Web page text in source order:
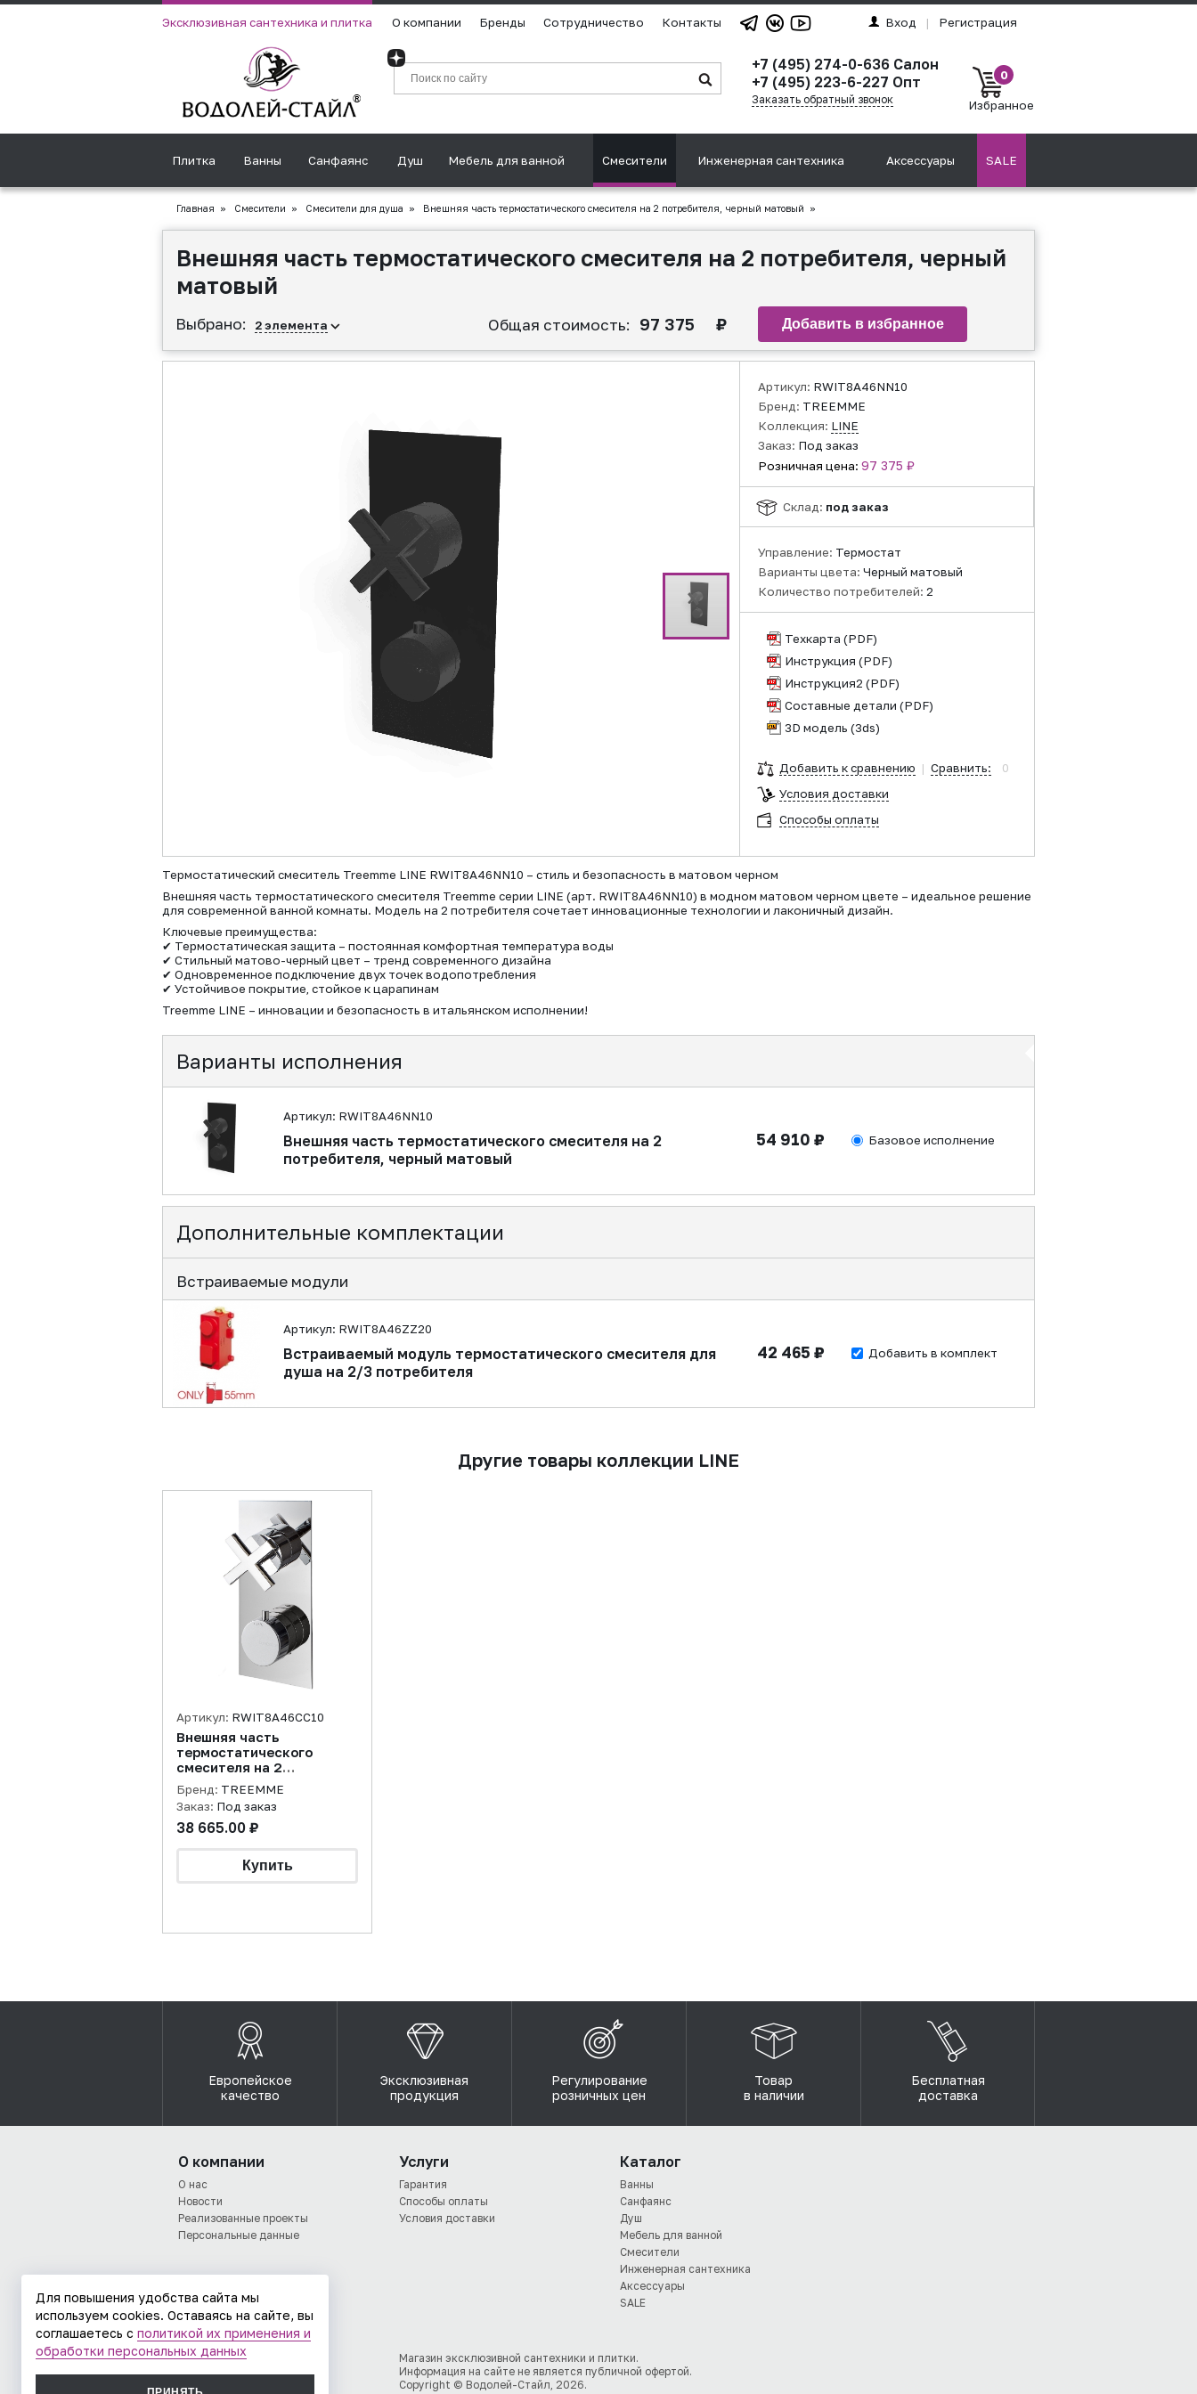
Эксклюзивная сантехника и плитка О компании Бренды Сотрудничество Контакты Вход | Регистрация
+7 (495) 274-0-636 Салон
+7 (495) 223-6-227 Опт
Заказать обратный звонок
0
Избранное
Плитка Ванны Санфаянс Душ Мебель для ванной Смесители Инженерная сантехника Аксессуары SALE
Главная » Смесители » Смесители для душа » Внешняя часть термостатического смесителя на 2 потребителя, черный матовый »
Внешняя часть термостатического смесителя на 2 потребителя, черный
матовый
Выбрано: 2элемента Общая стоимость: 97 375 ₽
Артикул: RWIT8A46NN10
Бренд: TREEMME
Коллекция: LINE
Заказ: Под заказ
Розничная цена: 97 375 ₽
Склад: под заказ
Управление: Термостат
Варианты цвета: Черный матовый
Количество потребителей: 2
Техкарта (PDF)
Инструкция (PDF)
Инструкция2 (PDF)
Составные детали (PDF)
3D модель (3ds)
Добавить к сравнению | Сравнить:
0
Условия доставки
Способы оплаты
Термостатический смеситель Treemme LINE RWIT8A46NN10 – стиль и безопасность в матовом черном
Внешняя часть термостатического смесителя Treemme серии LINE (арт. RWIT8A46NN10) в модном матовом черном цвете – идеальное решение
для современной ванной комнаты. Модель на 2 потребителя сочетает инновационные технологии и лаконичный дизайн.
Ключевые преимущества:
✔ Термостатическая защита – постоянная комфортная температура воды
✔ Стильный матово-черный цвет – тренд современного дизайна
✔ Одновременное подключение двух точек водопотребления
✔ Устойчивое покрытие, стойкое к царапинам
Treemme LINE – инновации и безопасность в итальянском исполнении!
Варианты исполнения
Артикул: RWIT8A46NN10
Внешняя часть термостатического смесителя на 2
потребителя, черный матовый
54 910 ₽ Базовое исполнение
Дополнительные комплектации
Встраиваемые модули
Артикул: RWIT8A46ZZ20
Встраиваемый модуль термостатического смесителя для
душа на 2/3 потребителя
42 465 ₽ Добавить в комплект
Другие товары коллекции LINE
Артикул: RWIT8A46CC10
Внешняя часть
термостатического
смесителя на 2
потребителя, хром
Бренд: TREEMME
Заказ: Под заказ
38 665.00 ₽
Европейское
качество
Эксклюзивная
продукция
Регулирование
розничных цен
Товар
в наличии
Бесплатная
доставка
О компании
О нас
Новости
Реализованные проекты
Персональные данные
Услуги
Гарантия
Способы оплаты
Условия доставки
Каталог
Ванны
Санфаянс
Душ
Мебель для ванной
Смесители
Инженерная сантехника
Аксессуары
SALE
Магазин эксклюзивной сантехники и плитки.
Информация на сайте не является публичной офертой.
Copyright © Водолей-Стайл, 2026.
Для повышения удобства сайта мы
используем cookies. Оставаясь на сайте, вы
соглашаетесь с политикой их применения и
обработки персональных данных